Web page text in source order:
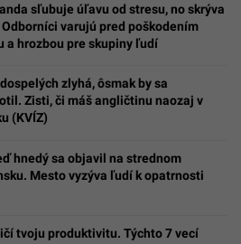
sľubuje úľavu od stresu, no skrýva
varujú pred poškodením
a hrozbou pre skupiny ľudí
zlyhá, ôsmak by sa
Zisti, či máš angličtinu naozaj v
(KVÍZ)
hnedý sa objavil na strednom
Mesto vyzýva ľudí k opatrnosti
tvoju produktivitu. Týchto 7 vecí